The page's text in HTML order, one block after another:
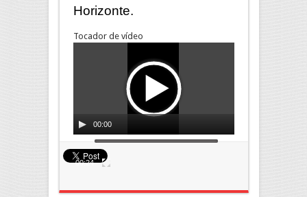
Horizonte.
Tocador de vídeo
00:00
00:24